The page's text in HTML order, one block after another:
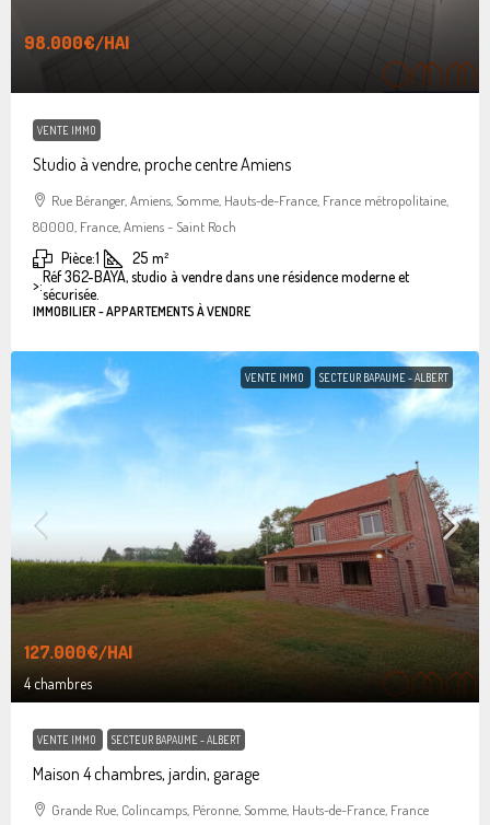
98.000€/HAI
VENTE IMMO
Studio à vendre, proche centre Amiens
Rue Béranger, Amiens, Somme, Hauts-de-France, France métropolitaine,
80000, France, Amiens - Saint Roch
Pièce:1 25 m²
>:Réf 362-BAYA, studio à vendre dans une résidence moderne et
sécurisée.
IMMOBILIER - APPARTEMENTS À VENDRE
VENTE IMMO SECTEUR BAPAUME - ALBERT
127.000€/HAI
4 chambres
VENTE IMMO SECTEUR BAPAUME - ALBERT
Maison 4 chambres, jardin, garage
Grande Rue, Colincamps, Péronne, Somme, Hauts-de-France, France